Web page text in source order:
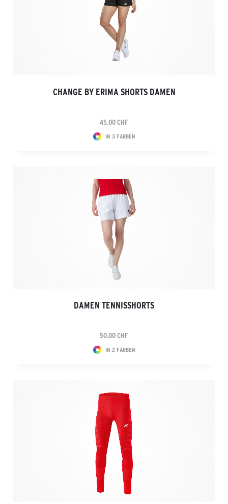
CHANGE BY ERIMA SHORTS DAMEN
45.00 CHF
IN 3 FARBEN
DAMEN TENNISSHORTS
50.00 CHF
IN 2 FARBEN